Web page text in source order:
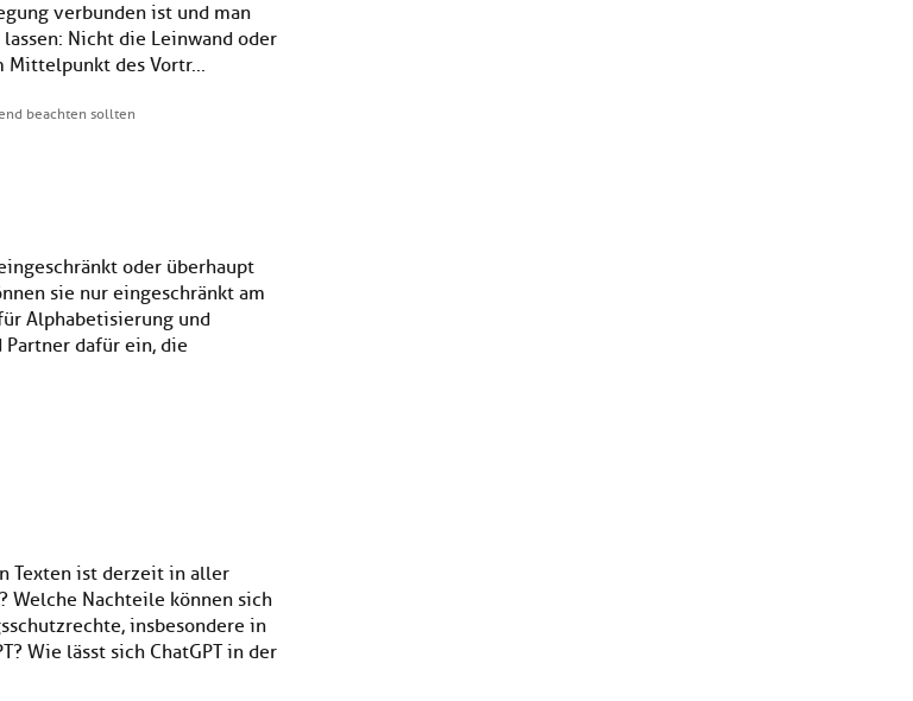
verbunden ist und man
Nicht die Leinwand oder
Mittelpunkt des Vortr...
beachten sollten
oder überhaupt
sie nur eingeschränkt am
Alphabetisierung und
Partner dafür ein, die
Texten ist derzeit in aller
Welche Nachteile können sich
insbesondere in
Wie lässt sich ChatGPT in der